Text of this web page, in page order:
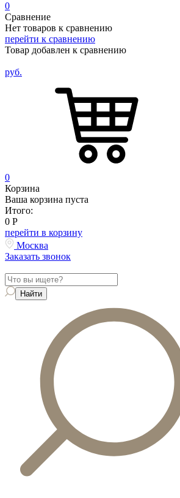
0
Сравнение
Нет товаров к сравнению
перейти к сравнению
Товар добавлен к сравнению
руб.
0
Корзина
Ваша корзина пуста
Итого:
0 Р
перейти в корзину
Москва
Заказать звонок